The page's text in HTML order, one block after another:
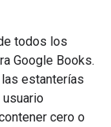
todos los
Google Books.
estanterías
cero o